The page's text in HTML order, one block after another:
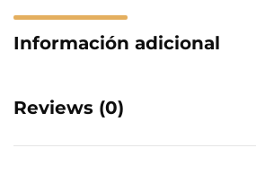
Información adicional
Reviews (0)